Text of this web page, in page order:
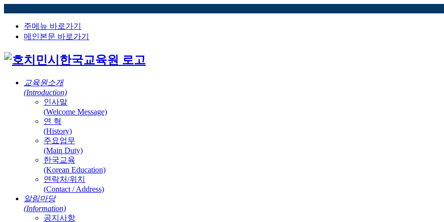
주메뉴 바로가기
메인본문 바로가기
교육원소개
(Introduction)
인사말
(Welcome Message)
연 혁
(History)
주요업무
(Main Duty)
한국교육
(Korean Education)
연락처/위치
(Contact / Address)
알림마당
(Information)
공지사항